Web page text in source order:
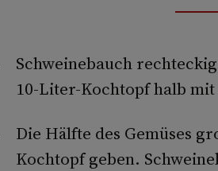
Schweinebauch
10-Liter-Kochtopf halb
Die Hälfte des Gemüses
Kochtopf geben.